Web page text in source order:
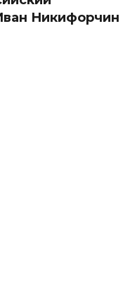
Никифорчин